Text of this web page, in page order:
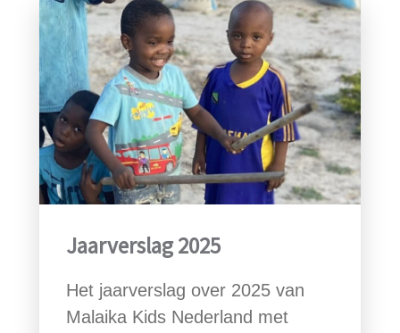
Jaarverslag 2025
Het jaarverslag over 2025 van
Malaika Kids Nederland met